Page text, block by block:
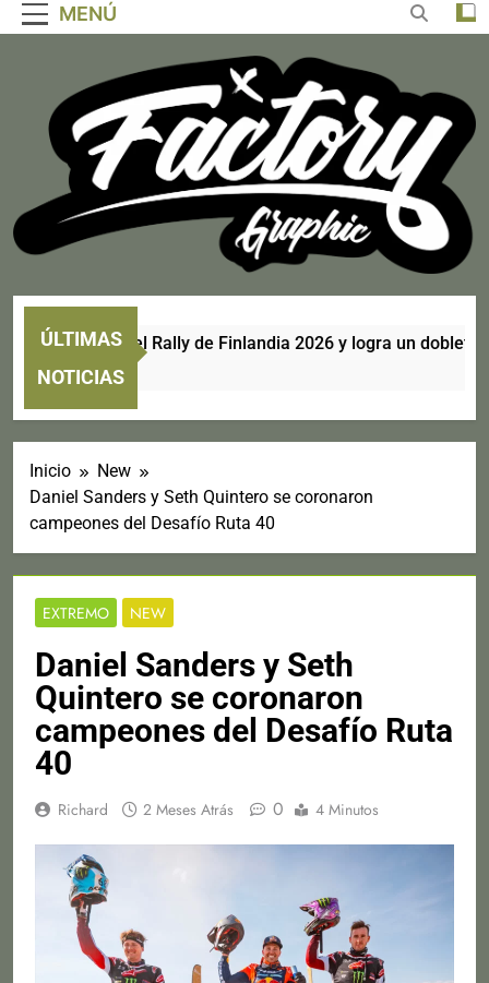
MENÚ
ÚLTIMAS
NOTICIAS
corona en el Rally de Finlandia 2026 y logra un doblete
Inicio
New
Daniel Sanders y Seth Quintero se coronaron
campeones del Desafío Ruta 40
EXTREMO NEW
Daniel Sanders y Seth
Quintero se coronaron
campeones del Desafío Ruta
40
Richard 2 Meses Atrás 0 4 Minutos